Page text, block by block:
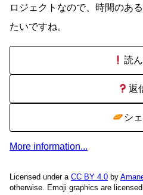
ロジェクトなので、時間のあ
たいですね。
読
返
シ
More information...
Licensed under a CC BY 4.0 by
otherwise. Emoji graphics are